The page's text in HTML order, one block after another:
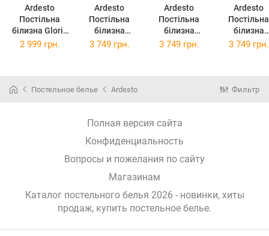
Ardesto
Постільна
білизна Gloria
Польові квіти
Ardesto
Постільна
білизна
двоспальне
200х220 см
Ardesto
Постільна
білизна
двоспальне
Ardesto
Постільна
білизна
бежева
2 999 грн. 3 749 грн. 3 749 грн. 3 749 грн.
Постельное белье Ardesto Фильтр
Полная версия сайта
Конфиденциальность
Вопросы и пожелания по сайту
Магазинам
Каталог постельного белья 2026 - новинки, хиты
продаж, купить постельное белье.